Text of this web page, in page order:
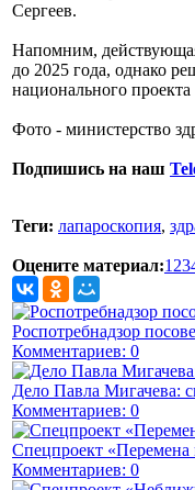
Сергеев.
Напомним,
до 2025 года, однако
национального
Фото - министерство
Подпишись на наш
Теги: лапароскопия,
Оцените материал:1 23
Роспотребнадзор
Комментариев: 0
Дело Павла Мигачева:
Комментариев: 0
Спецпроект «Перемена
Комментариев: 0